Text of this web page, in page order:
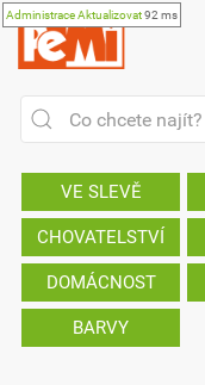
AdministraceAktualizovat92 ms
VE SLEVĚ
CHOVATELSTVÍ
DOMÁCNOST
BARVY